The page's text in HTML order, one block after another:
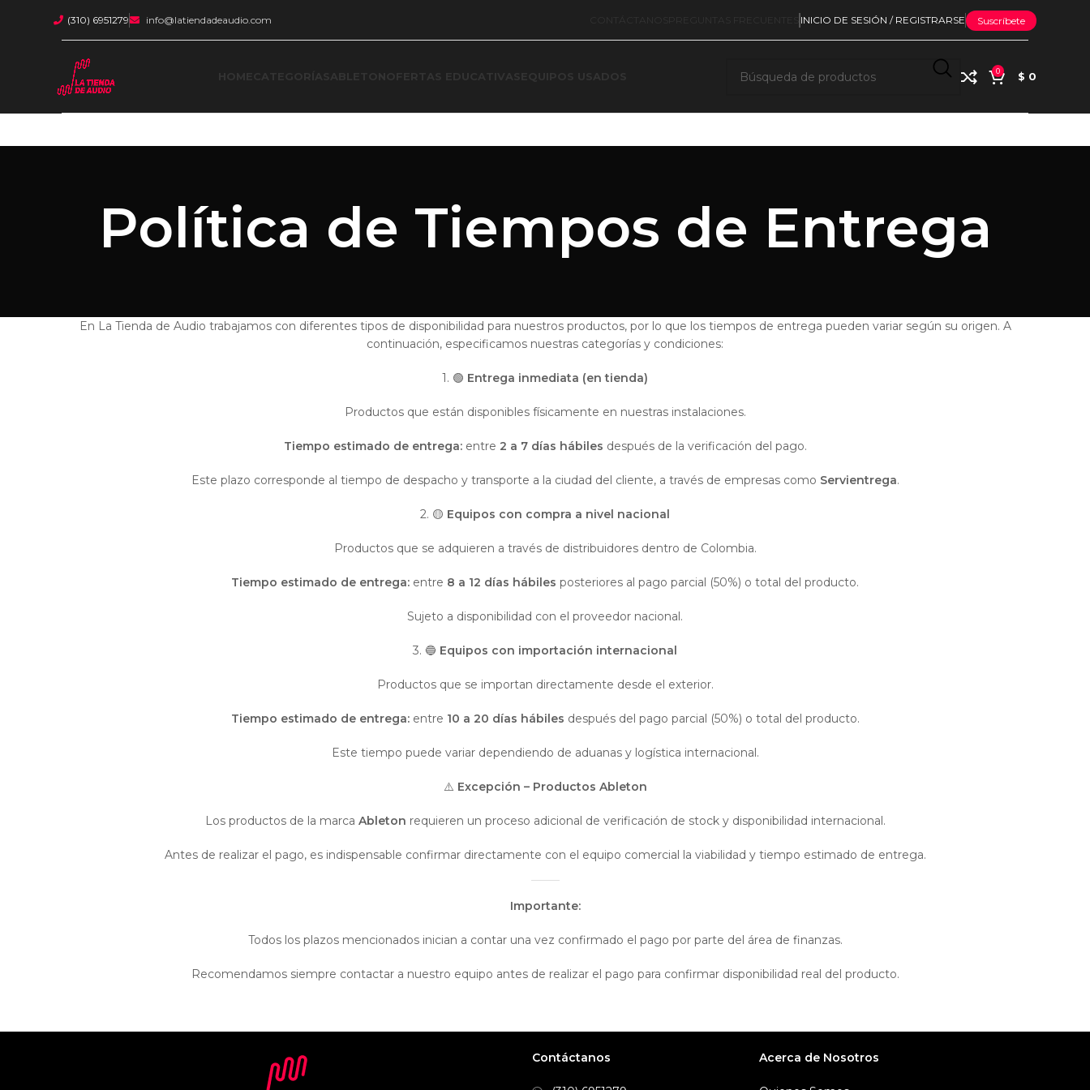
(310) 6951279 info@latiendadeaudio.com INICIO DE SESIÓN / REGISTRARSE Suscríbete
0 $ 0
Política de Tiempos de Entrega
En La Tienda de Audio trabajamos con diferentes tipos de disponibilidad para nuestros productos, por lo que los tiempos de entrega pueden variar según su origen. A
continuación, especificamos nuestras categorías y condiciones:
1. 🟢 Entrega inmediata (en tienda)
Productos que están disponibles físicamente en nuestras instalaciones.
Tiempo estimado de entrega:entre 2 a 7 días hábiles después de la verificación del pago.
Este plazo corresponde al tiempo de despacho y transporte a la ciudad del cliente, a través de empresas como Servientrega.
2. 🟡 Equipos con compra a nivel nacional
Productos que se adquieren a través de distribuidores dentro de Colombia.
Tiempo estimado de entrega: entre 8 a 12 días hábiles posteriores al pago parcial (50%) o total del producto.
Sujeto a disponibilidad con el proveedor nacional.
3. 🔵 Equipos con importación internacional
Productos que se importan directamente desde el exterior.
Tiempo estimado de entrega:entre 10 a 20 días hábiles después del pago parcial (50%) o total del producto.
Este tiempo puede variar dependiendo de aduanas y logística internacional.
⚠️ Excepción – Productos Ableton
Los productos de la marca Ableton requieren un proceso adicional de verificación de stock y disponibilidad internacional.
Antes de realizar el pago, es indispensable confirmar directamente con el equipo comercial la viabilidad y tiempo estimado de entrega.
Importante:
Todos los plazos mencionados inician a contar una vez confirmado el pago por parte del área de finanzas.
Recomendamos siempre contactar a nuestro equipo antes de realizar el pago para confirmar disponibilidad real del producto.
Contáctanos Acerca de Nosotros